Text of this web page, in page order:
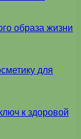
образа жизни
для
к здоровой